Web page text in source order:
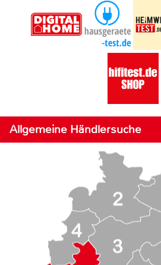
Allgemeine Händlersuche